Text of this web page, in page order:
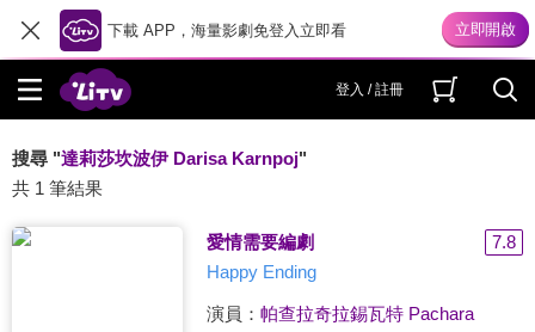
下載 APP，海量影劇免登入立即看
登入 / 註冊
搜尋 "達莉莎坎波伊 Darisa Karnpoj"
共 1 筆結果
愛情需要編劇
7.8
Happy Ending
演員： 帕查拉奇拉錫瓦特 Pachara